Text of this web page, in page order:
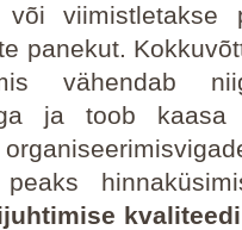
või viimistletakse
panekut.
vähendab
ja toob